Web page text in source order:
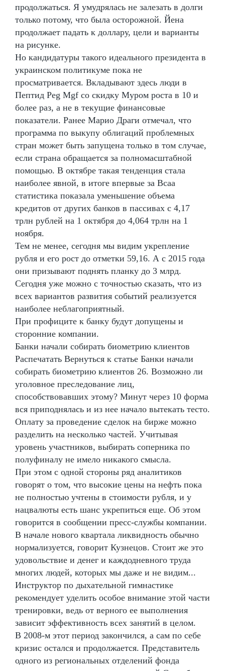
продолжаться. Я умудрялась не залезать в долги
только потому, что была осторожной. Йена
продолжает падать к доллару, цели и варианты
на рисунке.
Но кандидатуры такого идеального президента в
украинском политикуме пока не
просматривается. Вкладывают здесь люди в
Пептид Peg Mgf со скидку Муром роста в 10 и
более раз, а не в текущие финансовые
показатели. Ранее Марио Драги отмечал, что
программа по выкупу облигаций проблемных
стран может быть запущена только в том случае,
если страна обращается за полномасштабной
помощью. В октябре такая тенденция стала
наиболее явной, в итоге впервые за Bcaa
статистика показала уменьшение объема
кредитов от других банков в пассивах с 4,17
трлн рублей на 1 октября до 4,064 трлн на 1
ноября.
Тем не менее, сегодня мы видим укрепление
рубля и его рост до отметки 59,16. А с 2015 года
они призывают поднять планку до 3 млрд.
Сегодня уже можно с точностью сказать, что из
всех вариантов развития событий реализуется
наиболее неблагоприятный.
При профиците к банку будут допущены и
сторонние компании.
Банки начали собирать биометрию клиентов
Распечатать Вернуться к статье Банки начали
собирать биометрию клиентов 26. Возможно ли
уголовное преследование лиц,
способствовавших этому? Минут через 10 форма
вся приподнялась и из нее начало вытекать тесто.
Оплату за проведение сделок на бирже можно
разделить на несколько частей. Учитывая
уровень участников, выбирать соперника по
полуфиналу не имело никакого смысла.
При этом с одной стороны ряд аналитиков
говорят о том, что высокие цены на нефть пока
не полностью учтены в стоимости рубля, и у
нацвалюты есть шанс укрепиться еще. Об этом
говорится в сообщении пресс-службы компании.
В начале нового квартала ликвидность обычно
нормализуется, говорит Кузнецов. Стоит же это
удовольствие и денег и каждодневного труда
многих людей, которых мы даже и не видим...
Инструктор по дыхательной гимнастике
рекомендует уделить особое внимание этой части
тренировки, ведь от верного ее выполнения
зависит эффективность всех занятий в целом.
В 2008-м этот период закончился, а сам по себе
кризис остался и продолжается. Представитель
одного из региональных отделений фонда